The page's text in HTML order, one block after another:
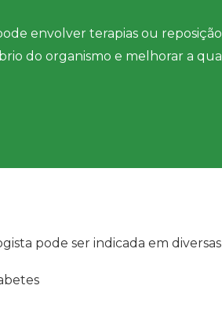
envolver terapias ou
do organismo e melhorar a
pode ser indicada em